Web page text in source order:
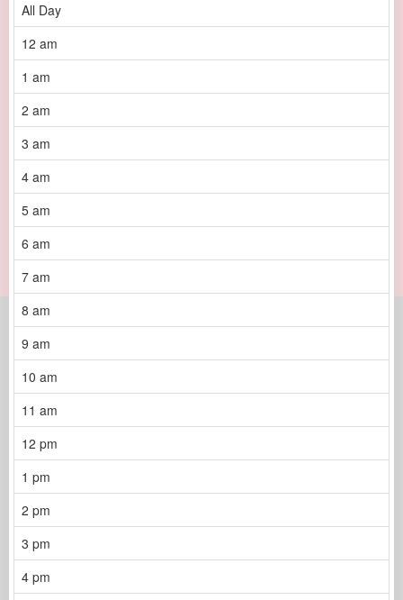
All Day
12 am
1 am
2 am
3 am
4 am
5 am
6 am
7 am
8 am
9 am
10 am
11 am
12 pm
1 pm
2 pm
3 pm
4 pm